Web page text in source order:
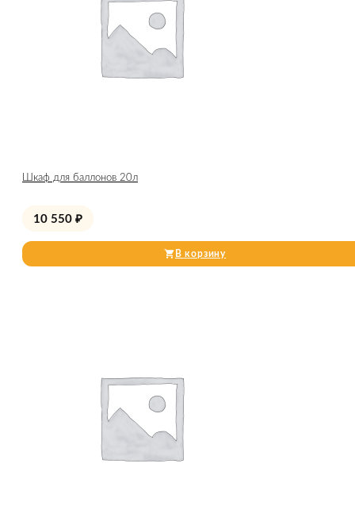
Шкаф для баллонов 20л
10 550 ₽
В корзину